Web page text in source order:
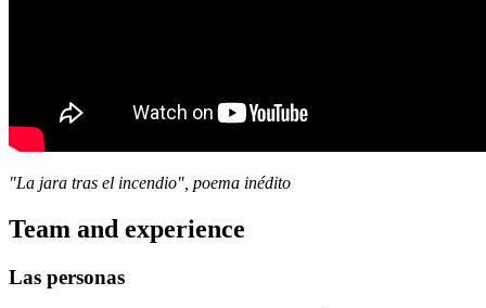
"La jara tras el incendio", poema inédito
Team and experience
Las personas